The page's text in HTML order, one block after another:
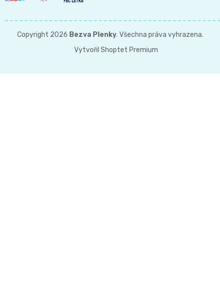
Vytvořil Shoptet Premium
Copyright 2026 Bezva Plenky. Všechna práva vyhrazena.